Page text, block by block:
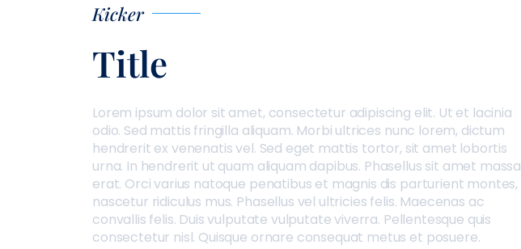
Kicker
Title
Lorem ipsum dolor sit amet, consectetur adipiscing elit. Ut et lacinia
odio. Sed mattis fringilla aliquam. Morbi ultrices nunc lorem, dictum
hendrerit ex venenatis vel. Sed eget mattis tortor, sit amet lobortis
urna. In hendrerit ut quam aliquam dapibus. Phasellus sit amet massa
erat. Orci varius natoque penatibus et magnis dis parturient montes,
nascetur ridiculus mus. Phasellus vel ultricies felis. Maecenas ac
convallis felis. Duis vulputate vulputate viverra. Pellentesque quis
consectetur nisl. Quisque ornare consequat metus et posuere.